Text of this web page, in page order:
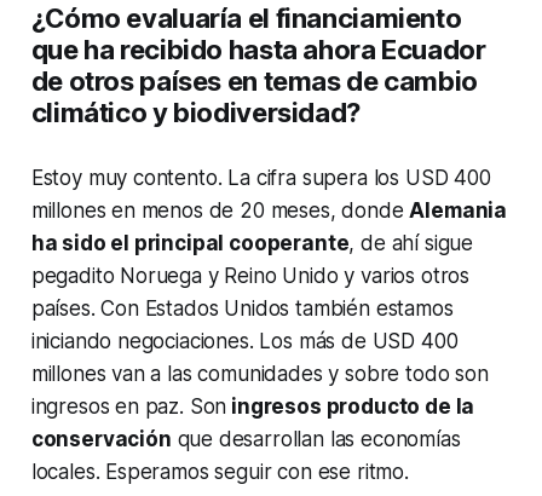
¿Cómo evaluaría el financiamiento
que ha recibido hasta ahora Ecuador
de otros países en temas de cambio
climático y biodiversidad?
Estoy muy contento. La cifra supera los USD 400
millones en menos de 20 meses, dondeAlemania
ha sido el principal cooperante, de ahí sigue
pegadito Noruega y Reino Unido y varios otros
países. Con Estados Unidos también estamos
iniciando negociaciones. Los más de USD 400
millones van a las comunidades y sobre todo son
ingresos en paz. Son ingresos producto de la
conservación que desarrollan las economías
locales. Esperamos seguir con ese ritmo.